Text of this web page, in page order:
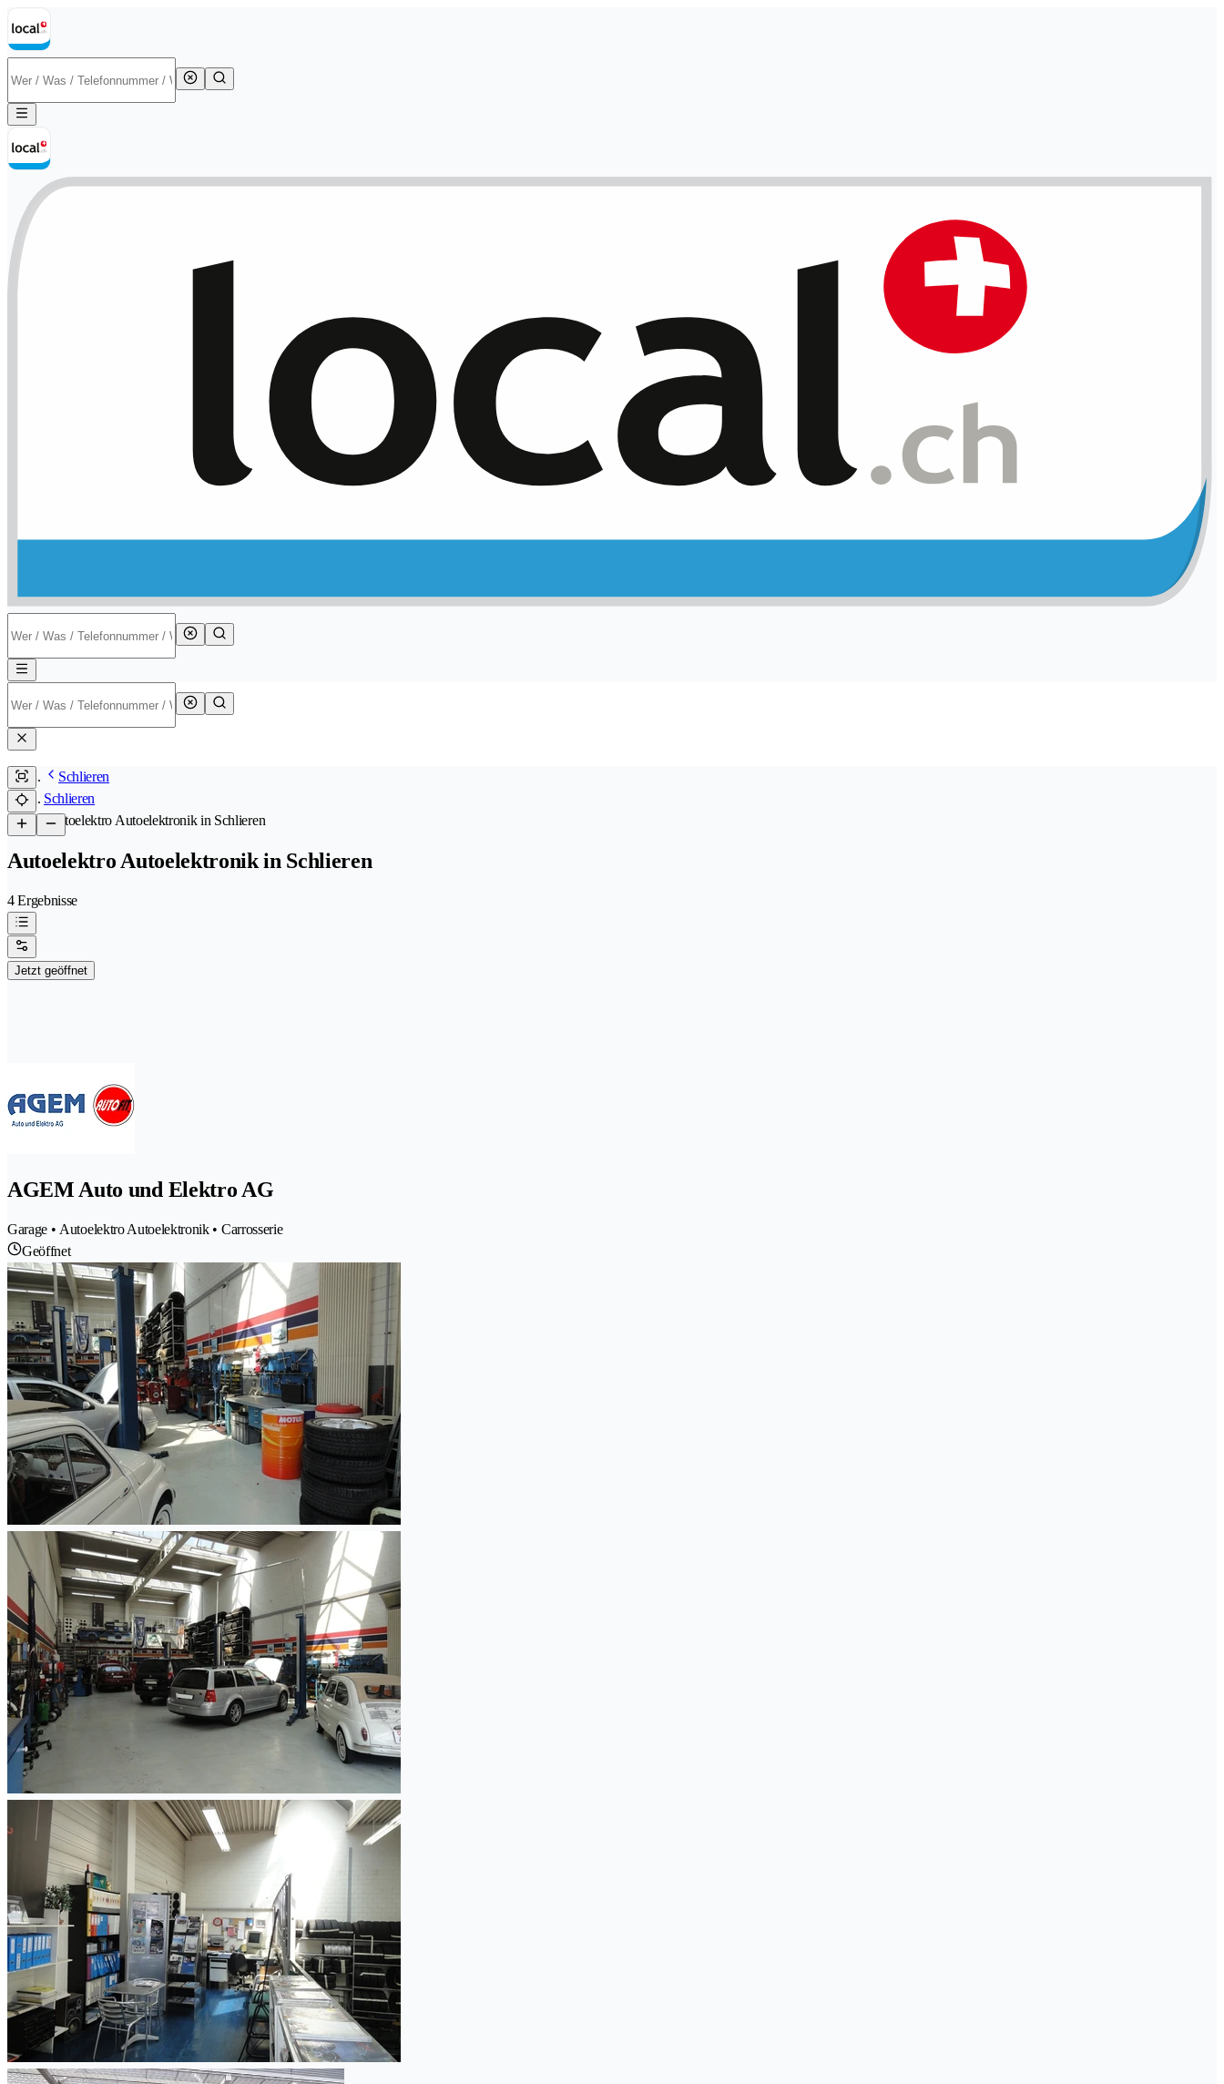
Schlieren
Schlieren
/Autoelektro Autoelektronik in Schlieren
Autoelektro Autoelektronik in Schlieren
4 Ergebnisse
Jetzt geöffnet
AGEM Auto und Elektro AG
Garage • Autoelektro Autoelektronik • Carrosserie
Geöffnet